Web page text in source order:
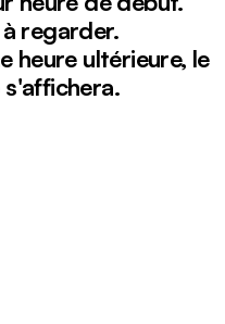
regarder.
heure ultérieure, le
s'affichera.